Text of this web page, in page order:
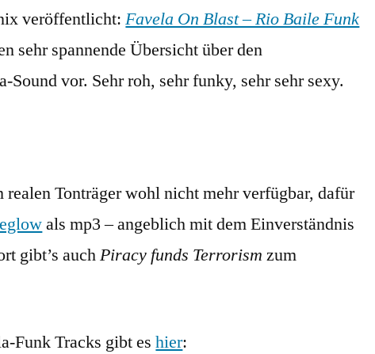
veröffentlicht:Favela On Blast – Rio Baile Funk
sehr spannende Übersicht über den
Sound vor. Sehr roh, sehr funky, sehr sehr sexy.
Tonträger wohl nicht mehr verfügbar, dafür
als mp3 – angeblich mit dem Einverständnis
gibt’s auchPiracy funds Terrorism zum
Funk Tracks gibt eshier: